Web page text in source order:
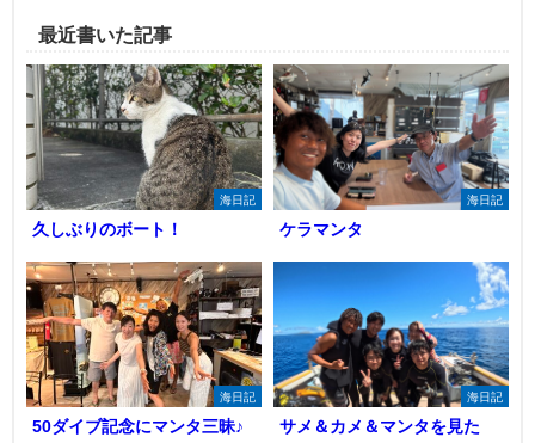
最近書いた記事
海日記
久しぶりのボート！
海日記
ケラマンタ
海日記
50ダイブ記念にマンタ三昧♪
海日記
サメ＆カメ＆マンタを見た